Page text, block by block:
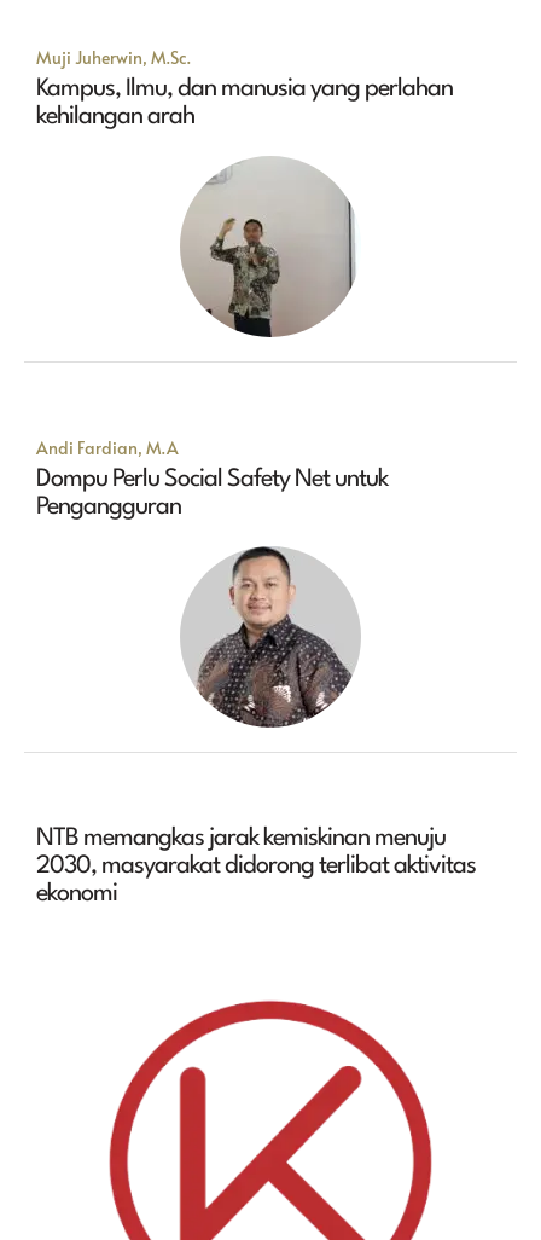
Muji Juherwin, M.Sc.
Kampus, Ilmu, dan manusia yang perlahan
kehilangan arah
Andi Fardian, M.A
Dompu Perlu Social Safety Net untuk
Pengangguran
NTB memangkas jarak kemiskinan menuju
2030, masyarakat didorong terlibat aktivitas
ekonomi